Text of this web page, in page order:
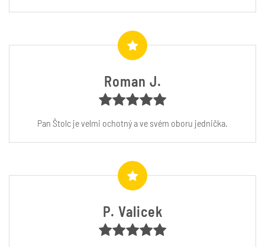
Roman J.
Pan Štolc je velmi ochotný a ve svém oboru jednička.
P. Valicek